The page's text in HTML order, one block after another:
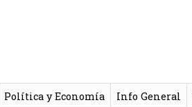
Política y Economía Info General